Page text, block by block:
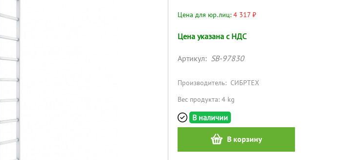
Цена для юр.лиц: 4 317 ₽
Цена указана с НДС
Артикул: SB-97830
Производитель: СИБРТЕХ
Вес продукта: 4 kg
В наличии
В корзину